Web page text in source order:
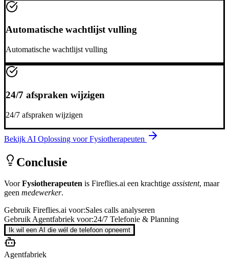
Automatische wachtlijst vulling
Automatische wachtlijst vulling
24/7 afspraken wijzigen
24/7 afspraken wijzigen
Bekijk AI Oplossing voorFysiotherapeuten
Conclusie
VoorFysiotherapeuten is Fireflies.ai een krachtige assistent, maar
geen medewerker.
Gebruik Fireflies.ai voor:Sales calls analyseren
Gebruik Agentfabriek voor:24/7 Telefonie & Planning
Ik wil een AI die wél de telefoon opneemt
Agentfabriek